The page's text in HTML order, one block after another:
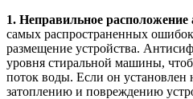
1. Неправильное расположение
самых распространенных
размещение устройства.
уровня стиральной машины,
поток воды. Если он
затоплению и повреждению